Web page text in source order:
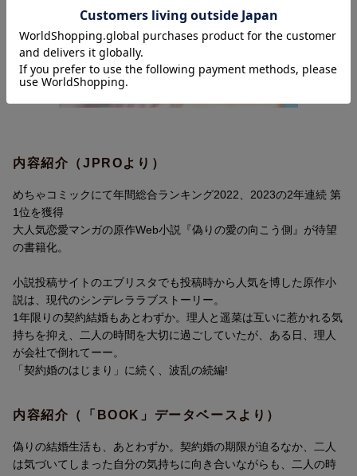
内容紹介（JPROより）
めちゃコミックにて年間総合ランキング2022、2023の2年連続 第
1位を獲得
大人気恋愛マンガの原作Web小説『偽りの愛の向こう側』が待望
の書籍化。
小説投稿サイトのエブリスタでも投稿時から人気を博した原作小
説は、現代のシンデレララブストーリー。
1年限りの契約結婚もあとわずか。理人と遥菜は互いに惹かれる気
持ちを抑え、二人の時間を大切に過ごしていたが、ある日、理人
が会社で倒れてーー。
「契約婚のはじまり」に続く、波乱の続編!
内容紹介（「BOOK」データベースより）
偽りの結婚生活も、あとわずか。契約婚の期限が迫るなか、二人
は気づいてしまった自分の気持ちに向き合いながらも、二人の時